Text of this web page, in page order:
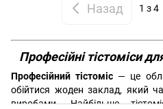
Назад 1 з 4
Професійні тістоміси
Професійний тістоміс — це
обійтися жоден заклад, який
виробами. Найбільше